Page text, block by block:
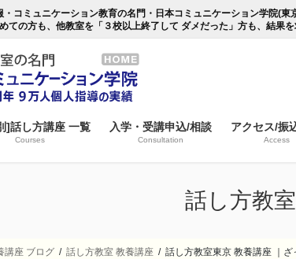
コミュニケーション教育の名門・日本コミュニケーション学院(
ての方も、他教室を「３校以上終了して ダメだった」方も、結果を
]話し方講座 一覧
Courses
入学・受講申込/相談
Consultation
アクセス/振
Access
話し方教
講座 ブログ 話し方教室 教養講座 話し方教室東京 教養講座 ｜